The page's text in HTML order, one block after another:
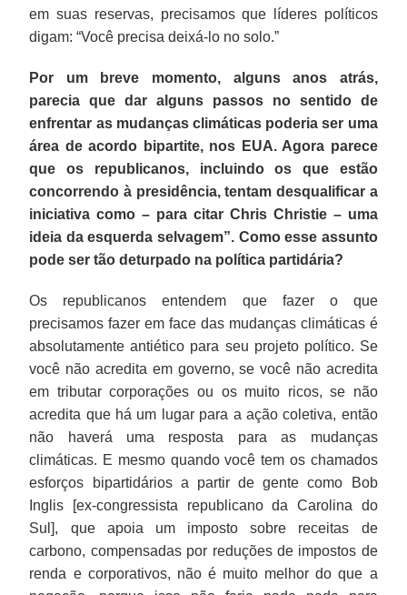
em suas reservas, precisamos que líderes políticos
digam: “Você precisa deixá-lo no solo.”
Por um breve momento, alguns anos atrás,
parecia que dar alguns passos no sentido de
enfrentar as mudanças climáticas poderia ser uma
área de acordo bipartite, nos EUA. Agora parece
que os republicanos, incluindo os que estão
concorrendo à presidência, tentam desqualificar a
iniciativa como – para citar Chris Christie – uma
ideia da esquerda selvagem”. Como esse assunto
pode ser tão deturpado na política partidária?
Os republicanos entendem que fazer o que
precisamos fazer em face das mudanças climáticas é
absolutamente antiético para seu projeto político. Se
você não acredita em governo, se você não acredita
em tributar corporações ou os muito ricos, se não
acredita que há um lugar para a ação coletiva, então
não haverá uma resposta para as mudanças
climáticas. E mesmo quando você tem os chamados
esforços bipartidários a partir de gente como Bob
Inglis [ex-congressista republicano da Carolina do
Sul], que apoia um imposto sobre receitas de
carbono, compensadas por reduções de impostos de
renda e corporativos, não é muito melhor do que a